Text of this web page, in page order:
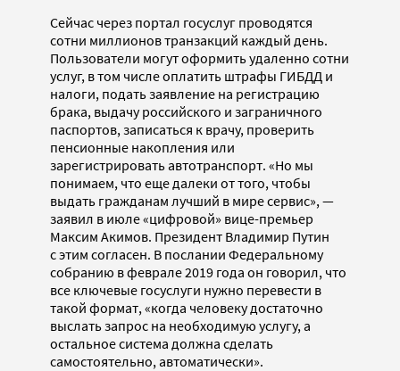
Сейчас через портал госуслуг проводятся
сотни миллионов транзакций каждый день.
Пользователи могут оформить удаленно сотни
услуг, в том числе оплатить штрафы ГИБДД и
налоги, подать заявление на регистрацию
брака, выдачу российского и заграничного
паспортов, записаться к врачу, проверить
пенсионные накопления или
зарегистрировать автотранспорт. «Но мы
понимаем, что еще далеки от того, чтобы
выдать гражданам лучший в мире сервис», —
заявил в июле «цифровой» вице-премьер
Максим Акимов. Президент Владимир Путин
с этим согласен. В послании Федеральному
собранию в феврале 2019 года он говорил, что
все ключевые госуслуги нужно перевести в
такой формат, «когда человеку достаточно
выслать запрос на необходимую услугу, а
остальное система должна сделать
самостоятельно, автоматически».